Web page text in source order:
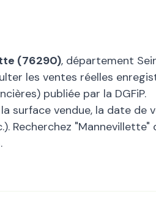
(76290), département
les ventes réelles
publiée par la DGFiP.
surface vendue, la date de
Recherchez "Mannevillette"